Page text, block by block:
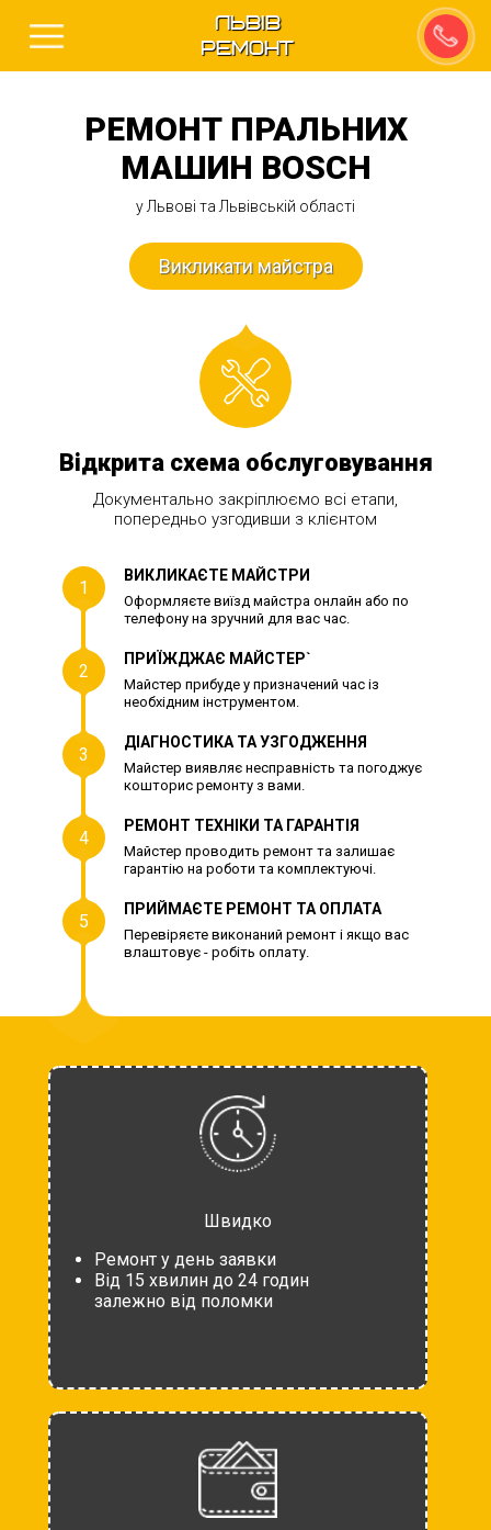
Львів
Ремонт
РЕМОНТ ПРАЛЬНИХ
МАШИН BOSCH
у Львові та Львівській області
Викликати майстра
Відкрита схема обслуговування
Документально закріплюємо всі етапи,
попередньо узгодивши з клієнтом
1
ВИКЛИКАЄТЕ МАЙСТРИ
Оформляєте виїзд майстра онлайн або по
телефону на зручний для вас час.
2
ПРИЇЖДЖАЄ МАЙСТЕР`
Майстер прибуде у призначений час із
необхідним інструментом.
3
ДІАГНОСТИКА ТА УЗГОДЖЕННЯ
Майстер виявляє несправність та погоджує
кошторис ремонту з вами.
4
РЕМОНТ ТЕХНІКИ ТА ГАРАНТІЯ
Майстер проводить ремонт та залишає
гарантію на роботи та комплектуючі.
5
ПРИЙМАЄТЕ РЕМОНТ ТА ОПЛАТА
Перевіряєте виконаний ремонт і якщо вас
влаштовує - робіть оплату.
Швидко
Ремонт у день заявки
Від 15 хвилин до 24 годин
залежно від поломки